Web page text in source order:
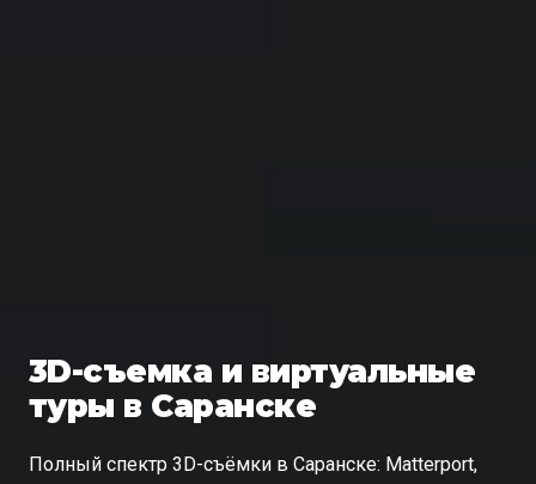
3D-съемка и виртуальные
туры в Саранске
Полный спектр 3D-съёмки в Саранске: Matterport,